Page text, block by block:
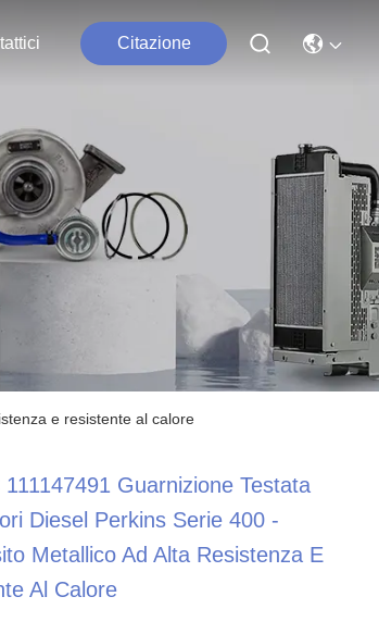
Citazione
e resistente al calore
111147491 Guarnizione Testata
Diesel Perkins Serie 400 -
Metallico Ad Alta Resistenza E
Al Calore